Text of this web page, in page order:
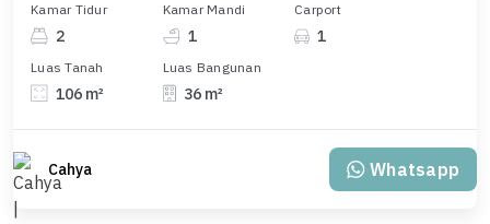
Kamar Tidur
2
Kamar Mandi
1
Carport
1
Luas Tanah
106 m²
Luas Bangunan
36 m²
Cahya Whatsapp